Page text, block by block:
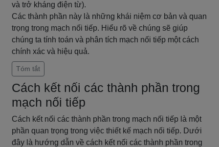
và trở kháng điện từ).
Các thành phần này là những khái niệm cơ bản và quan
trọng trong mạch nối tiếp. Hiểu rõ về chúng sẽ giúp
chúng ta tính toán và phân tích mạch nối tiếp một cách
chính xác và hiệu quả.
Tóm tắt
Cách kết nối các thành phần trong
mạch nối tiếp
Cách kết nối các thành phần trong mạch nối tiếp là một
phần quan trọng trong việc thiết kế mạch nối tiếp. Dưới
đây là hướng dẫn về cách kết nối các thành phần trong